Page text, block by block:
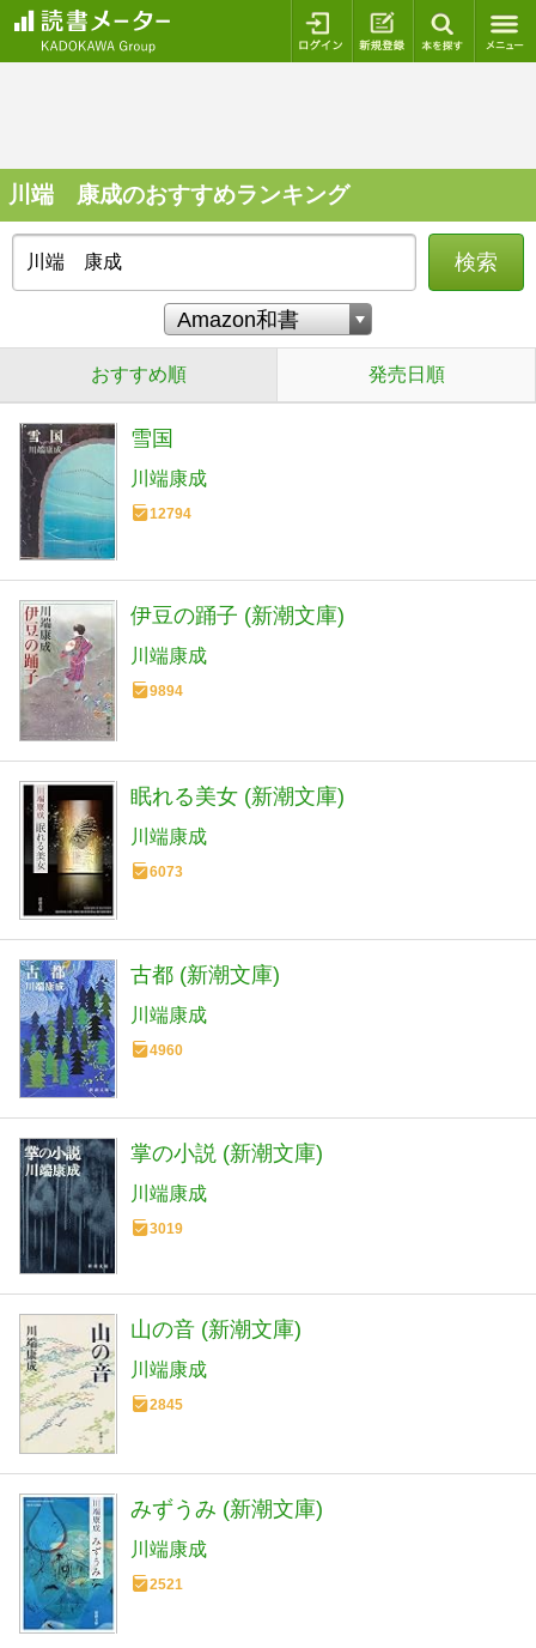
ログイン 新規登録
川端 康成のおすすめランキング
検索
おすすめ順 発売日順
雪国
川端康成
12794
伊豆の踊子 (新潮文庫)
川端康成
9894
眠れる美女 (新潮文庫)
川端康成
6073
古都 (新潮文庫)
川端康成
4960
掌の小説 (新潮文庫)
川端康成
3019
山の音 (新潮文庫)
川端康成
2845
みずうみ (新潮文庫)
川端康成
2521